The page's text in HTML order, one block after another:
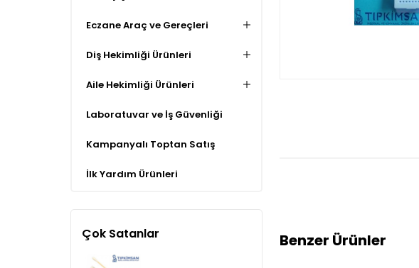
Eczane Araç ve Gereçleri
Diş Hekimliği Ürünleri
Aile Hekimliği Ürünleri
Laboratuvar ve İş Güvenliği
Kampanyalı Toptan Satış
İlk Yardım Ürünleri
Benzer Ürünler
Çok Satanlar